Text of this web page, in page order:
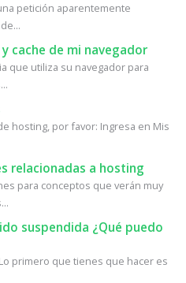
petición aparentemente
cache de mi navegador
que utiliza su navegador para
hosting, por favor: Ingresa en Mis
relacionadas a hosting
para conceptos que verán muy
suspendida ¿Qué puedo
primero que tienes que hacer es